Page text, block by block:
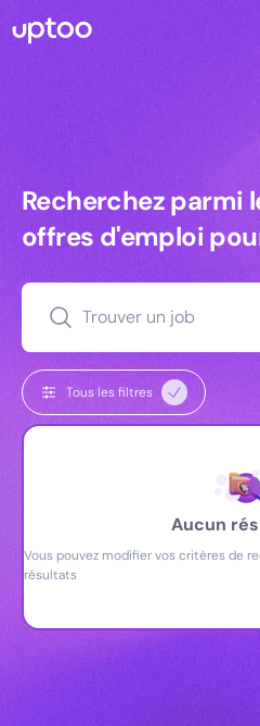
Recherchez parmi
Recherchez parmi
offres d'emploi
Trouver un job
Tous les filtres
Aucun
Vous pouvez modifier vos critères de
résultats